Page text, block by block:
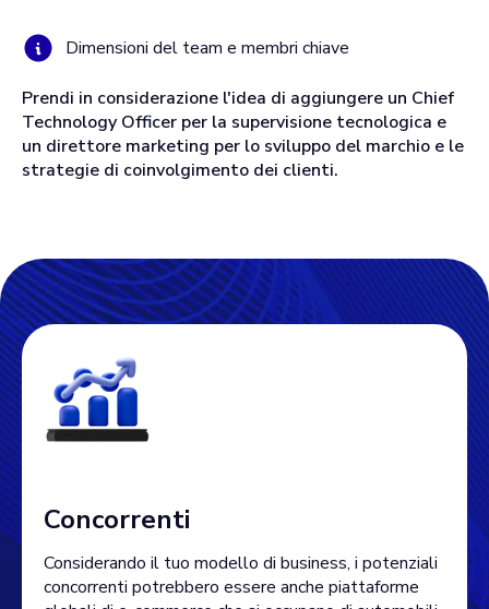
Dimensioni del team e membri chiave
Prendi in considerazione l'idea di aggiungere un Chief
Technology Officer per la supervisione tecnologica e
un direttore marketing per lo sviluppo del marchio e le
strategie di coinvolgimento dei clienti.
Concorrenti
Considerando il tuo modello di business, i potenziali
concorrenti potrebbero essere anche piattaforme